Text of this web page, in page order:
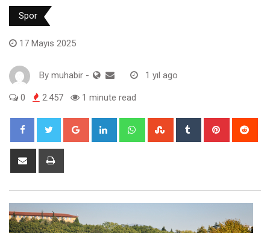
Spor
17 Mayıs 2025
By muhabir - 1 yıl ago
0 2.457 1 minute read
Google+ LinkedIn WhatsappStumbleUpon
Tumblr Pinterest
Share